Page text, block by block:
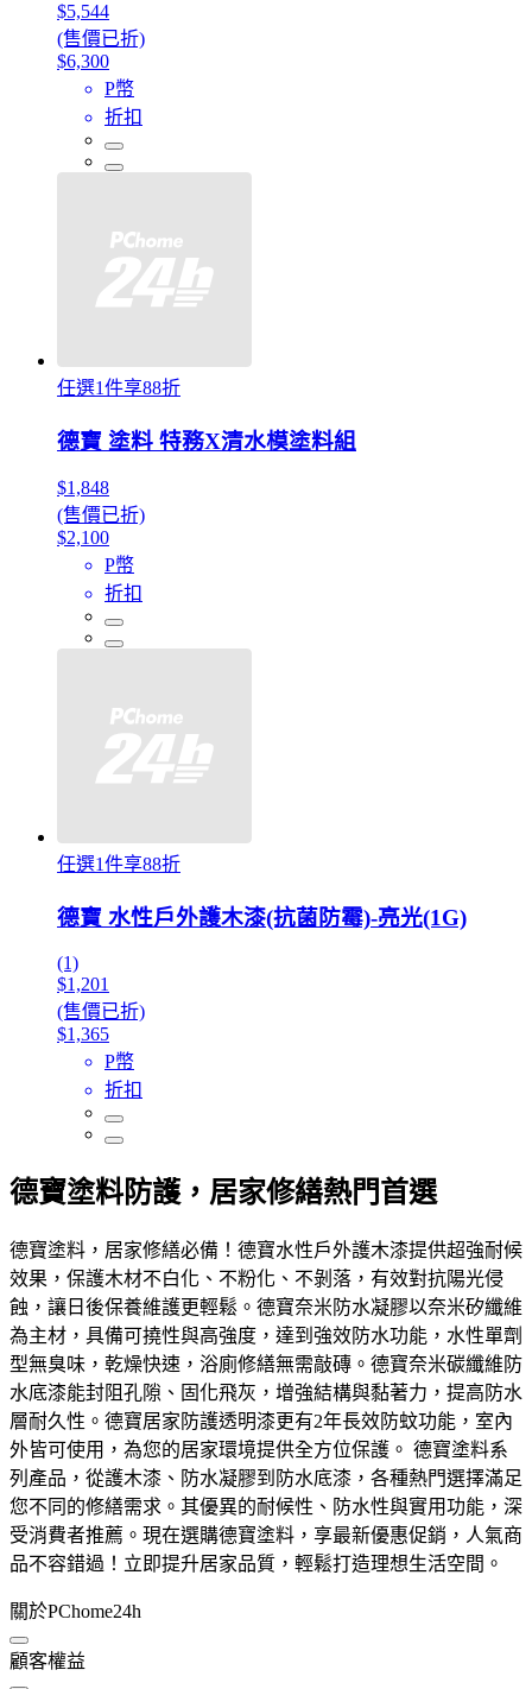
$5,544
(售價已折)
$6,300
P幣
折扣
任選1件享88折
德寶 塗料 特務X清水模塗料組
$1,848
(售價已折)
$2,100
P幣
折扣
任選1件享88折
德寶 水性戶外護木漆(抗菌防霉)-亮光(1G)
(1)
$1,201
(售價已折)
$1,365
P幣
折扣
德寶塗料防護，居家修繕熱門首選
德寶塗料，居家修繕必備！德寶水性戶外護木漆提供超強耐候
效果，保護木材不白化、不粉化、不剝落，有效對抗陽光侵
蝕，讓日後保養維護更輕鬆。德寶奈米防水凝膠以奈米矽纖維
為主材，具備可撓性與高強度，達到強效防水功能，水性單劑
型無臭味，乾燥快速，浴廁修繕無需敲磚。德寶奈米碳纖維防
水底漆能封阻孔隙、固化飛灰，增強結構與黏著力，提高防水
層耐久性。德寶居家防護透明漆更有2年長效防蚊功能，室內
外皆可使用，為您的居家環境提供全方位保護。 德寶塗料系
列產品，從護木漆、防水凝膠到防水底漆，各種熱門選擇滿足
您不同的修繕需求。其優異的耐候性、防水性與實用功能，深
受消費者推薦。現在選購德寶塗料，享最新優惠促銷，人氣商
品不容錯過！立即提升居家品質，輕鬆打造理想生活空間。
關於PChome24h
顧客權益